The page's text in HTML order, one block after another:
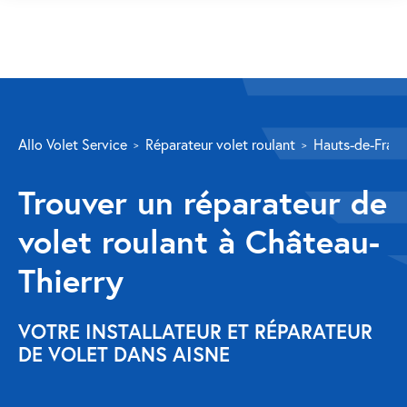
Volet roulant
Réparation
Volet roulant Velux
Au-delà de la fenêtre
Réparation store banne
Réparation portail
Allo Volet Service Réparateur volet roulant Hauts-de-
Trouver un réparateur de
volet roulant à Château-
Thierry
VOTRE INSTALLATEUR ET RÉPARATEUR
DE VOLET DANS AISNE